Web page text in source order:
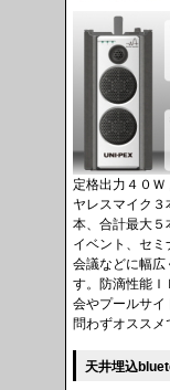
定格出力４０Ｗ
ヤレスマイク３
本、合計最大５
イベント、セミ
会議などに幅広
す。防滴性能Ｉ
会やプールサイ
問わずオススメ
天井埋込